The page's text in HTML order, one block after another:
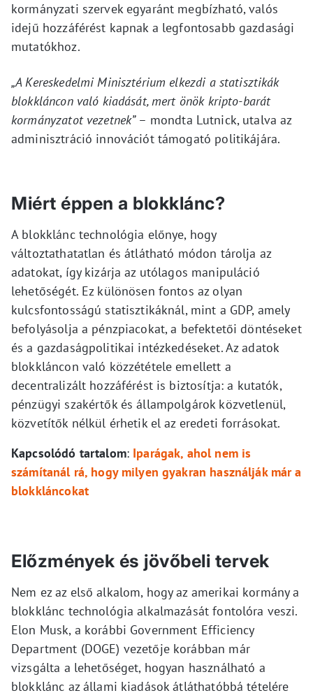
kormányzati szervek egyaránt megbízható, valós
idejű hozzáférést kapnak a legfontosabb gazdasági
mutatókhoz.
„A Kereskedelmi Minisztérium elkezdi a statisztikák
blokkláncon való kiadását, mert önök kripto-barát
kormányzatot vezetnek”– mondta Lutnick, utalva az
adminisztráció innovációt támogató politikájára.
Miért éppen a blokklánc?
A blokklánc technológia előnye, hogy
változtathatatlan és átlátható módon tárolja az
adatokat, így kizárja az utólagos manipuláció
lehetőségét. Ez különösen fontos az olyan
kulcsfontosságú statisztikáknál, mint a GDP, amely
befolyásolja a pénzpiacokat, a befektetői döntéseket
és a gazdaságpolitikai intézkedéseket. Az adatok
blokkláncon való közzététele emellett a
decentralizált hozzáférést is biztosítja: a kutatók,
pénzügyi szakértők és állampolgárok közvetlenül,
közvetítők nélkül érhetik el az eredeti forrásokat.
Kapcsolódó tartalom: Iparágak, ahol nem is
számítanál rá, hogy milyen gyakran használják már a
blokkláncokat
Előzmények és jövőbeli tervek
Nem ez az első alkalom, hogy az amerikai kormány a
blokklánc technológia alkalmazását fontolóra veszi.
Elon Musk, a korábbi Government Efficiency
Department (DOGE) vezetője korábban már
vizsgálta a lehetőséget, hogyan használható a
blokklánc az állami kiadások átláthatóbbá tételére